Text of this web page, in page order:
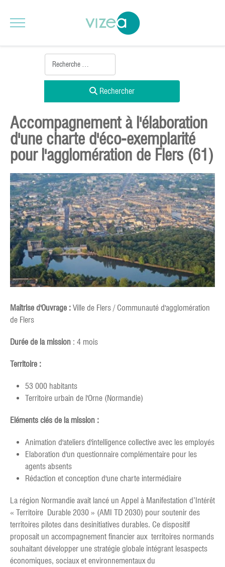
Rechercher
Accompagnement à l'élaboration
d'une charte d'éco-exemplarité
pour l'agglomération de Flers (61)
Maîtrise d'Ouvrage : Ville de Flers / Communauté d'agglomération
de Flers
Durée de la mission : 4 mois
Territoire :
53 000 habitants
Territoire urbain de l'Orne (Normandie)
Eléments clés de la mission :
Animation d'ateliers d'intelligence collective avec les employés
Elaboration d'un questionnaire complémentaire pour les
agents absents
Rédaction et conception d'une charte intermédiaire
La région Normandie avait lancé un Appel à Manifestation d’Intérêt
« Territoire Durable 2030 » (AMI TD 2030) pour soutenir des
territoires pilotes dans desinitiatives durables. Ce dispositif
proposait un accompagnement financier aux territoires normands
souhaitant développer une stratégie globale intégrant lesaspects
économiques, sociaux et environnementaux du